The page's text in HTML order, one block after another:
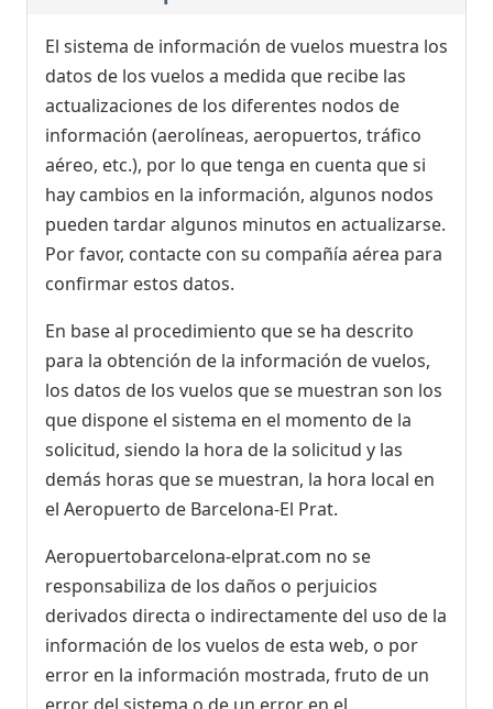
El sistema de información de vuelos muestra los
datos de los vuelos a medida que recibe las
actualizaciones de los diferentes nodos de
información (aerolíneas, aeropuertos, tráfico
aéreo, etc.), por lo que tenga en cuenta que si
hay cambios en la información, algunos nodos
pueden tardar algunos minutos en actualizarse.
Por favor, contacte con su compañía aérea para
confirmar estos datos.
En base al procedimiento que se ha descrito
para la obtención de la información de vuelos,
los datos de los vuelos que se muestran son los
que dispone el sistema en el momento de la
solicitud, siendo la hora de la solicitud y las
demás horas que se muestran, la hora local en
el Aeropuerto de Barcelona-El Prat.
Aeropuertobarcelona-elprat.com no se
responsabiliza de los daños o perjuicios
derivados directa o indirectamente del uso de la
información de los vuelos de esta web, o por
error en la información mostrada, fruto de un
error del sistema o de un error en el